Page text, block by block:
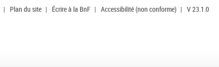
| Plan du site | Écrire à la BnF | Accessibilité (non conforme) | V 23.1.0